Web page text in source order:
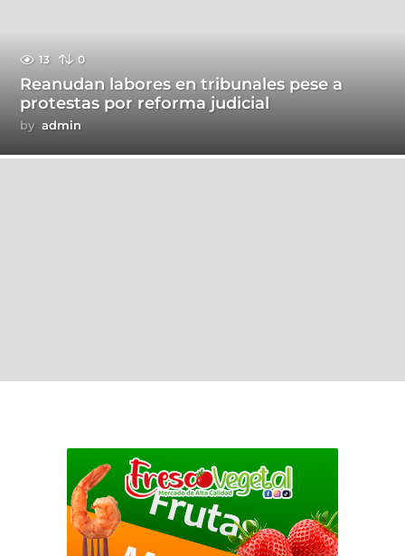
13 0
Reanudan labores en tribunales pese a
protestas por reforma judicial
by admin